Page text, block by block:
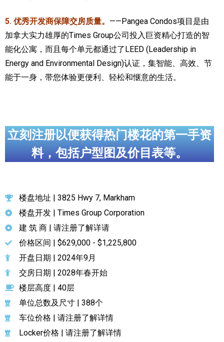
5. 优秀开发商保障交房质量。 ——Pangea Condos项目是由
加拿大实力雄厚的Times Group公司投入巨资精心打造的智
能化公寓，而且每个单元都通过了LEED (Leadership in
Energy and Environmental Design)认证，集智能、高效、节
能于一身，带您体验更便利、轻松和惬意的生活。
立刻注册以便获得热门楼花的第一手资
料，包括户型图及价目表等。
楼盘地址 | 3825 Hwy 7, Markham
楼盘开发 | Times Group Corporation
建 筑 商 | 请注册了解详请
价格区间 | $629,000 - $1,225,800
开盘日期 | 2024年9月
交房日期 | 2028年春开始
楼层高度 | 40层
单位总数及尺寸 | 388个
车位价格 | 请注册了解详情
Locker价格 | 请注册了解详情